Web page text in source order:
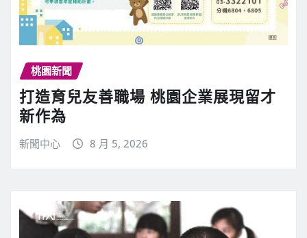
桃園新聞
打造育兒友善職場 桃園企業展現留才
新作為
新聞中心 8 月 5, 2026